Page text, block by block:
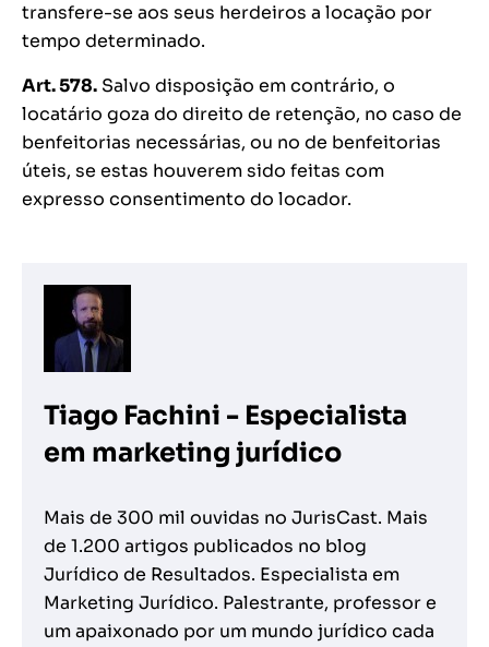
transfere-se aos seus herdeiros a locação por
tempo determinado.
Art. 578. Salvo disposição em contrário, o
locatário goza do direito de retenção, no caso de
benfeitorias necessárias, ou no de benfeitorias
úteis, se estas houverem sido feitas com
expresso consentimento do locador.
Tiago Fachini - Especialista
em marketing jurídico
Mais de 300 mil ouvidas no JurisCast. Mais
de 1.200 artigos publicados no blog
Jurídico de Resultados. Especialista em
Marketing Jurídico. Palestrante, professor e
um apaixonado por um mundo jurídico cada